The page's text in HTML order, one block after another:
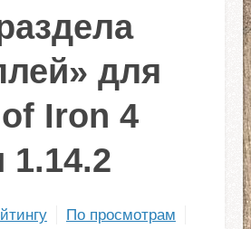
для
Iron 4
1.14.2
По просмотрам